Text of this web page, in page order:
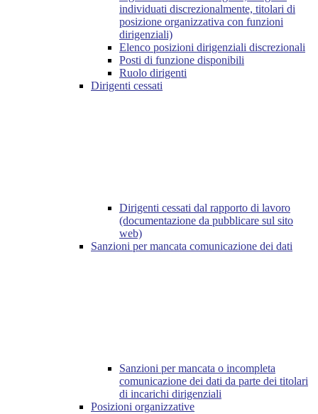
individuati discrezionalmente, titolari di
posizione organizzativa con funzioni
dirigenziali)
Elenco posizioni dirigenziali discrezionali
Posti di funzione disponibili
Ruolo dirigenti
Dirigenti cessati
Dirigenti cessati dal rapporto di lavoro
(documentazione da pubblicare sul sito
web)
Sanzioni per mancata comunicazione dei dati
Sanzioni per mancata o incompleta
comunicazione dei dati da parte dei titolari
di incarichi dirigenziali
Posizioni organizzative